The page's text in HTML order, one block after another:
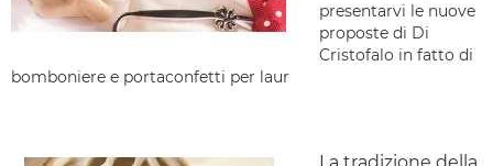
presentarvi le nuove
proposte di Di
Cristofalo in fatto di
bomboniere e portaconfetti per laur